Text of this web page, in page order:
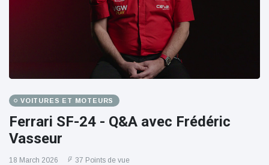
VOITURES ET MOTEURS
Ferrari SF-24 - Q&A avec Frédéric
Vasseur
18 March 2026 37 Points de vue